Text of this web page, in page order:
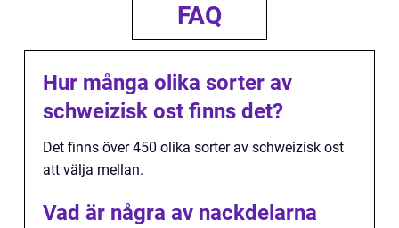
FAQ
Hur många olika sorter av
schweizisk ost finns det?
Det finns över 450 olika sorter av schweizisk ost
att välja mellan.
Vad är några av nackdelarna